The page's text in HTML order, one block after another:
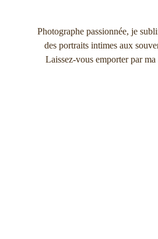
Photographe passionnée, je
des portraits intimes aux
Laissez-vous emporter par